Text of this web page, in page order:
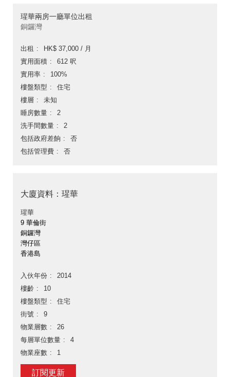
瑆華兩房一廳單位出租
銅鑼灣
出租
HK$ 37,000 / 月
實用面積
612 呎
實用率
100%
樓盤類型
住宅
樓層
未知
睡房數量
2
洗手間數量
2
包括政府差餉
否
包括管理費
否
大廈資料：瑆華
瑆華
9 華倫街
銅鑼灣
灣仔區
香港島
入伙年份
2014
樓齡
10
樓盤類型
住宅
街號
9
物業層數
26
每層單位數量
4
物業座數
1
訂閱更新